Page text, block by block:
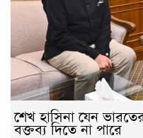
শেখ হাসিনা যেন
বক্তব্য দিতে না পারে